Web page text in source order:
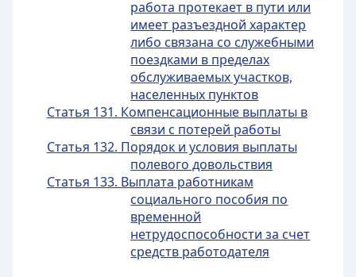
работа протекает в пути или
имеет разъездной характер
либо связана со служебными
поездками в пределах
обслуживаемых участков,
населенных пунктов
Статья 131. Компенсационные выплаты в
связи с потерей работы
Статья 132. Порядок и условия выплаты
полевого довольствия
Статья 133. Выплата работникам
социального пособия по
временной
нетрудоспособности за счет
средств работодателя